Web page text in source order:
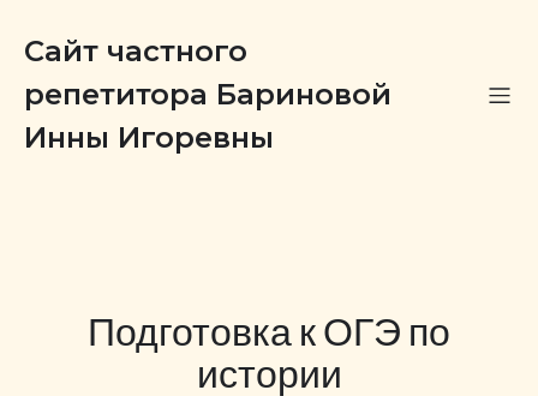
Сайт частного
репетитора Бариновой
Инны Игоревны
Подготовка к ОГЭ по
истории